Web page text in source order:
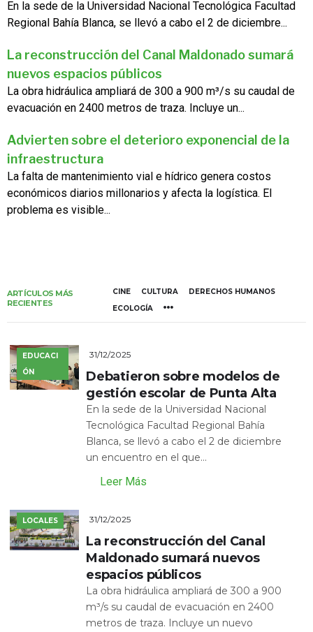
En la sede de la Universidad Nacional Tecnológica Facultad
Regional Bahía Blanca, se llevó a cabo el 2 de diciembre...
La reconstrucción del Canal Maldonado sumará
nuevos espacios públicos
La obra hidráulica ampliará de 300 a 900 m³/s su caudal de
evacuación en 2400 metros de traza. Incluye un...
Advierten sobre el deterioro exponencial de la
infraestructura
La falta de mantenimiento vial e hídrico genera costos
económicos diarios millonarios y afecta la logística. El
problema es visible...
ARTÍCULOS MÁS
RECIENTES
CINE CULTURA
DERECHOS HUMANOS
ECOLOGÍA
EDUCACI
ÓN
31/12/2025
Debatieron sobre modelos de
gestión escolar de Punta Alta
En la sede de la Universidad Nacional
Tecnológica Facultad Regional Bahía
Blanca, se llevó a cabo el 2 de diciembre
un encuentro en el que...
Leer Más
LOCALES 31/12/2025
La reconstrucción del Canal
Maldonado sumará nuevos
espacios públicos
La obra hidráulica ampliará de 300 a 900
m³/s su caudal de evacuación en 2400
metros de traza. Incluye un nuevo